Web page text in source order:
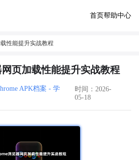
首页帮助中心
性能提升实战教程
页加载性能提升实战教程
APK档案 - 学
时间：2026-
05-18